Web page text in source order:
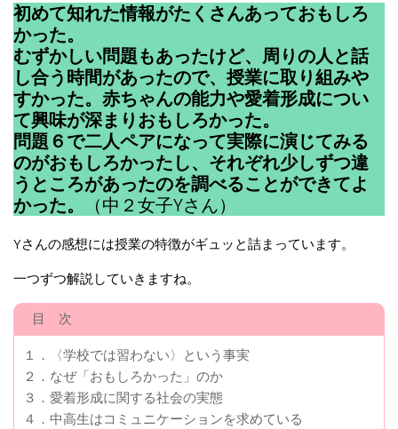
初めて知れた情報がたくさんあっておもしろ
かった。
むずかしい問題もあったけど、周りの人と話
し合う時間があったので、授業に取り組みや
すかった。赤ちゃんの能力や愛着形成につい
て興味が深まりおもしろかった。
問題６で二人ペアになって実際に演じてみる
のがおもしろかったし、それぞれ少しずつ違
うところがあったのを調べることができてよ
かった。
（中２女子Yさん）
Yさんの感想には授業の特徴がギュッと詰まっています。
一つずつ解説していきますね。
目 次
１．〈学校では習わない〉という事実
２．なぜ「おもしろかった」のか
３．愛着形成に関する社会の実態
４．中高生はコミュニケーションを求めている